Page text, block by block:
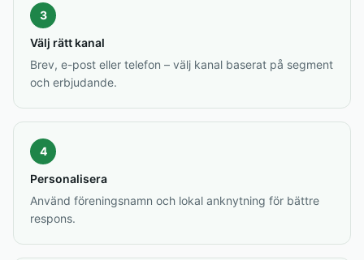
3
Välj rätt kanal
Brev, e-post eller telefon – välj kanal baserat på segment
och erbjudande.
4
Personalisera
Använd föreningsnamn och lokal anknytning för bättre
respons.